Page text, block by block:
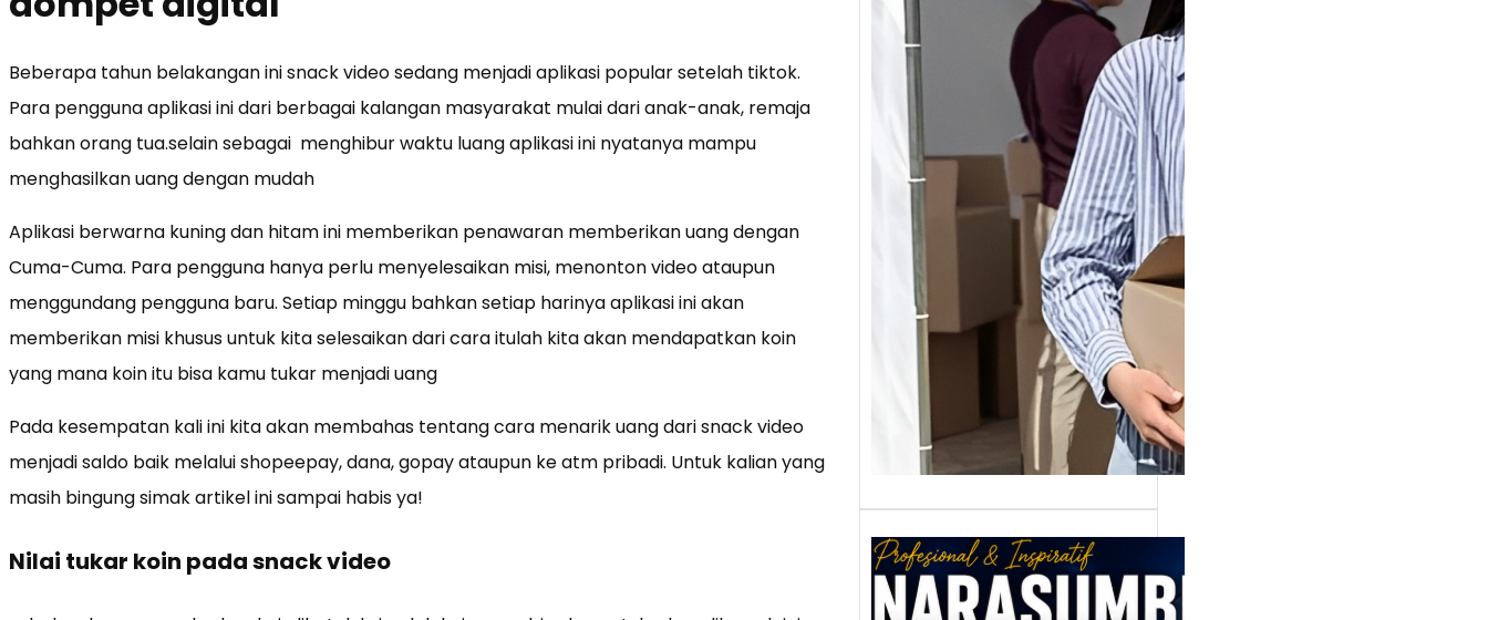
Beberapa tahun belakangan ini snack video sedang menjadi aplikasi popular setelah tiktok.
Para pengguna aplikasi ini dari berbagai kalangan masyarakat mulai dari anak-anak, remaja
bahkan orang tua.selain sebagai menghibur waktu luang aplikasi ini nyatanya mampu
menghasilkan uang dengan mudah
Aplikasi berwarna kuning dan hitam ini memberikan penawaran memberikan uang dengan
Cuma-Cuma. Para pengguna hanya perlu menyelesaikan misi, menonton video ataupun
menggundang pengguna baru. Setiap minggu bahkan setiap harinya aplikasi ini akan
memberikan misi khusus untuk kita selesaikan dari cara itulah kita akan mendapatkan koin
yang mana koin itu bisa kamu tukar menjadi uang
Pada kesempatan kali ini kita akan membahas tentang cara menarik uang dari snack video
menjadi saldo baik melalui shopeepay, dana, gopay ataupun ke atm pribadi. Untuk kalian yang
masih bingung simak artikel ini sampai habis ya!
Nilai tukar koin pada snack video
Tik Tok Buat
Jualan, Gimana
Strateginya ?
Baca Juga Cara
Berjualan Di Tiktokshop
TikTok menjadi tempat